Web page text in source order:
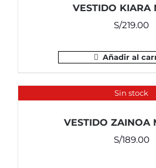
VESTIDO KIARA
S/219.00
Añadir al
Sin stock
VESTIDO ZAINOA
S/189.00